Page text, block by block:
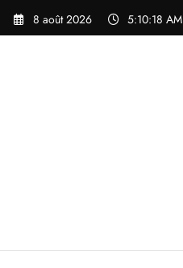
Aller
8 août 2026 5:10:19 AM